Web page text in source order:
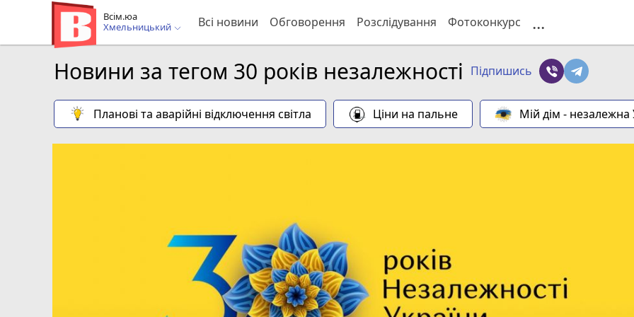
Всім.юа
Хмельницький
Всі новини Обговорення Розслідування Фотоконкурс ...
Новини за тегом 30 років незалежності Підпишись
Планові та аварійні відключення світла Ціни на пальне Мій дім - незалежна